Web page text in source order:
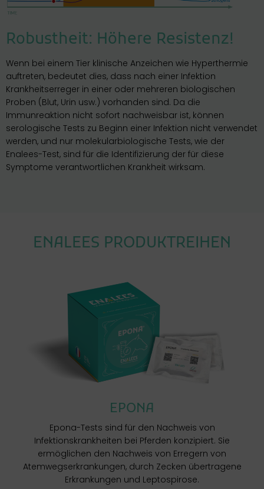
Robustheit: Höhere Resistenz!
Wenn bei einem Tier klinische Anzeichen wie Hyperthermie
auftreten, bedeutet dies, dass nach einer Infektion
Krankheitserreger in einer oder mehreren biologischen
Proben (Blut, Urin usw.) vorhanden sind. Da die
Immunreaktion nicht sofort nachweisbar ist, können
serologische Tests zu Beginn einer Infektion nicht verwendet
werden, und nur molekularbiologische Tests, wie der
Enalees-Test, sind für die Identifizierung der für diese
Symptome verantwortlichen Krankheit wirksam.
ENALEES PRODUKTREIHEN
EPONA
Epona-Tests sind für den Nachweis von
Infektionskrankheiten bei Pferden konzipiert. Sie
ermöglichen den Nachweis von Erregern von
Atemwegserkrankungen, durch Zecken übertragene
Erkrankungen und Leptospirose.